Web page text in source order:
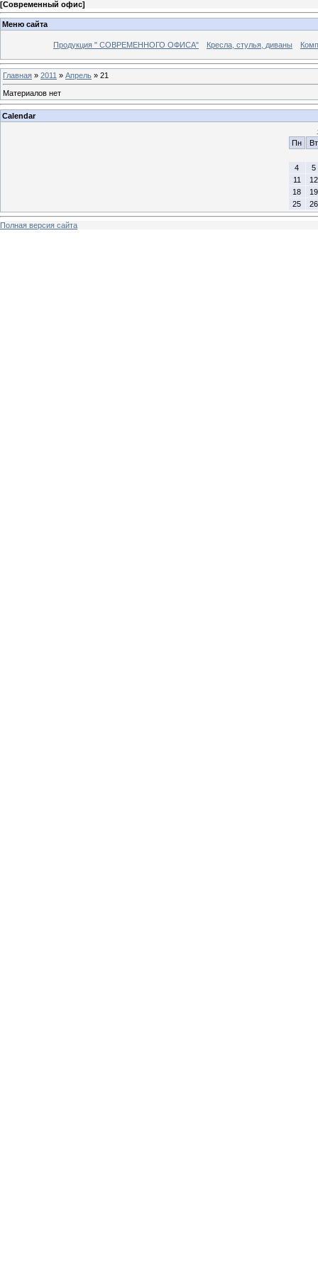
[Современный офис]
Меню сайта
Продукция " СОВРЕМЕННОГО ОФИСА" Кресла, стулья, диваны
Главная » 2011 » Апрель » 21
Материалов нет
Calendar
Пн
Вт
4
5
11
12
18
19
25
26
Полная версия сайта